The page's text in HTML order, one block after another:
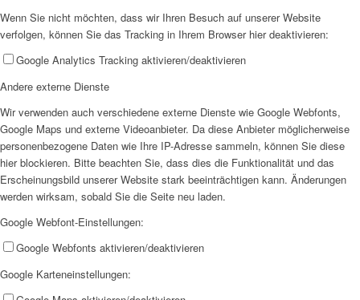
Erziehungsbeistand
Wenn Sie nicht möchten, dass wir Ihren Besuch auf unserer Website
verfolgen, können Sie das Tracking in Ihrem Browser hier deaktivieren:
Google Analytics Tracking aktivieren/deaktivieren
Andere externe Dienste
Wir verwenden auch verschiedene externe Dienste wie Google Webfonts,
Google Maps und externe Videoanbieter. Da diese Anbieter möglicherweise
personenbezogene Daten wie Ihre IP-Adresse sammeln, können Sie diese
hier blockieren. Bitte beachten Sie, dass dies die Funktionalität und das
Erscheinungsbild unserer Website stark beeinträchtigen kann. Änderungen
werden wirksam, sobald Sie die Seite neu laden.
Google Webfont-Einstellungen:
Google Webfonts aktivieren/deaktivieren
Google Karteneinstellungen: